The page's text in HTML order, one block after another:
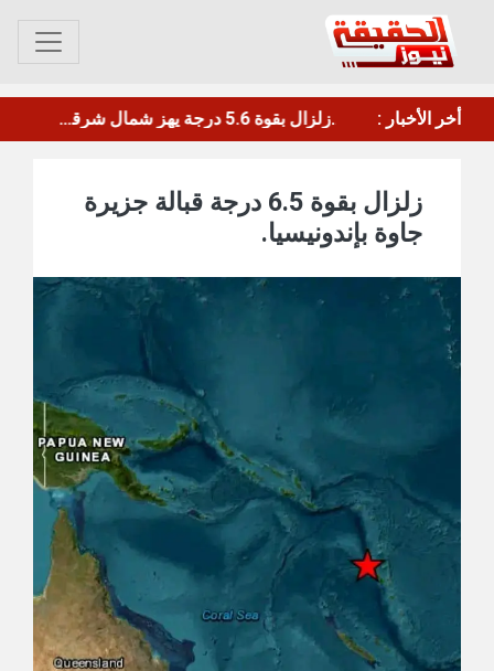
أخر الأخبار :
من التحية العسكرية إلى الوداع الأخير.. وفاة الطفل حمزة السقلدي متأثرًا بإصاباته في حريق خور مكسر هزة أرضية بقوة 3.9 شعر بها سكان محافظة إب اليمنية
زلزال بقوة 6.5 درجة قبالة جزيرة
جاوة بإندونيسيا.